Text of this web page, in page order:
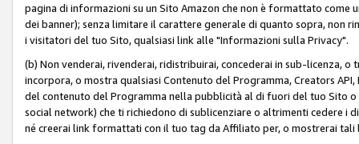
pagina di informazioni su un Sito Amazon che non è formattato
dei banner); senza limitare il carattere generale di quanto sopra, non
i visitatori del tuo Sito, qualsiasi link alle "Informazioni sulla Privacy".
(b) Non venderai, rivenderai, ridistribuirai, concederai in sub-licenza,
incorpora, o mostra qualsiasi Contenuto del Programma, Creators
del contenuto del Programma nella pubblicità al di fuori del tuo Sito
social network) che ti richiedono di sublicenziare o altrimenti cedere i
né creerai link formattati con il tuo tag da Affiliato per, o mostrerai tali